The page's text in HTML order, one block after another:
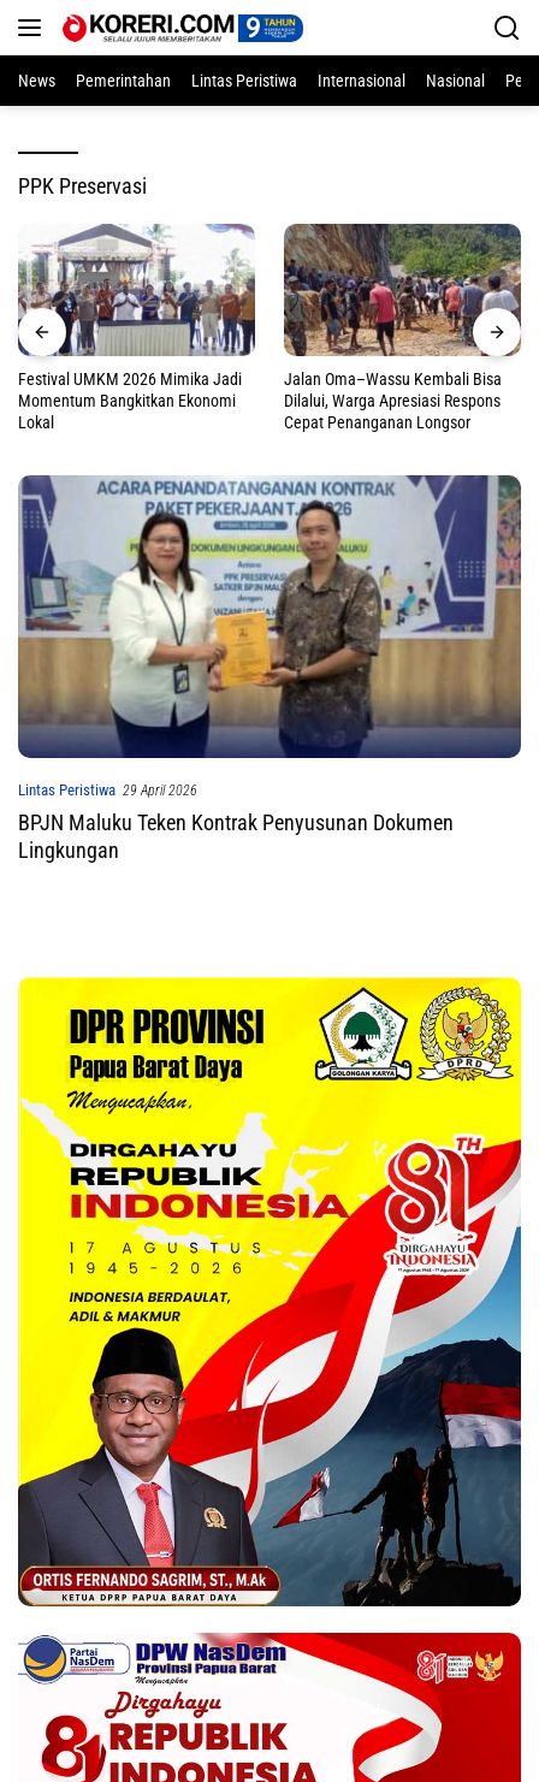
News
Pemerintahan Lintas Peristiwa Internasional Nasional
PPK Preservasi
Festival UMKM 2026 Mimika Jadi
Momentum Bangkitkan Ekonomi
Lokal
Jalan Oma–Wassu Kembali Bisa
Dilalui, Warga Apresiasi Respons
Cepat Penanganan Longsor
Lintas Peristiwa 29 April 2026
BPJN Maluku Teken Kontrak Penyusunan Dokumen
Lingkungan